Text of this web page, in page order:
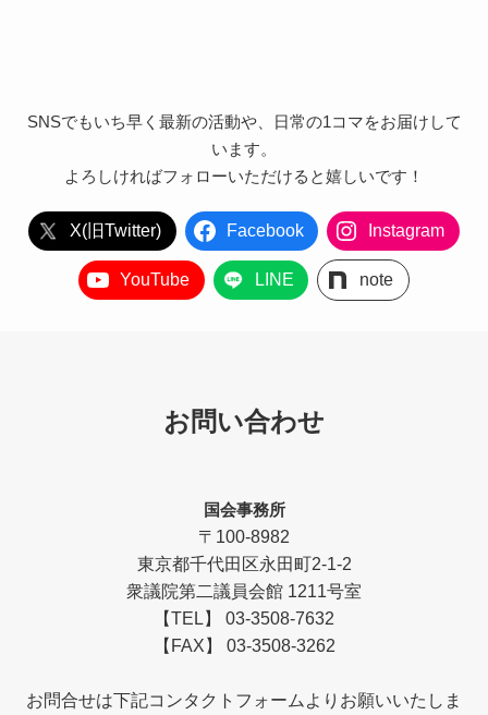
SNSでもいち早く最新の活動や、日常の1コマをお届けして
います。
よろしければフォローいただけると嬉しいです！
X(旧Twitter) Facebook Instagram
YouTube LINE note
お問い合わせ
国会事務所
〒100-8982
東京都千代田区永田町2-1-2
衆議院第二議員会館 1211号室
【TEL】 03-3508-7632
【FAX】 03-3508-3262
お問合せは下記コンタクトフォームよりお願いいたしま